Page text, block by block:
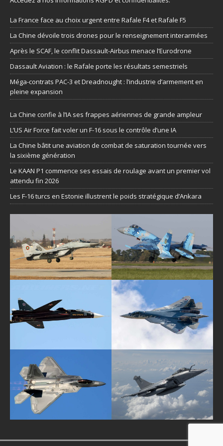
La France face au choix urgent entre Rafale F4 et Rafale F5
La Chine dévoile trois drones pour le renseignement interarmées
Après le SCAF, le conflit Dassault-Airbus menace l’Eurodrone
Dassault Aviation : le Rafale porte les résultats semestriels
Méga-contrats PAC-3 et Dreadnought : l’industrie d’armement en
pleine expansion
La Chine confie à l’IA ses frappes aériennes de grande ampleur
L’US Air Force fait voler un F-16 sous le contrôle d’une IA
La Chine bâtit une aviation de combat de saturation tournée vers
la sixième génération
Le KAAN P1 commence ses essais de roulage avant un premier vol
attendu fin 2026
Les F-16 turcs en Estonie illustrent le poids stratégique d’Ankara